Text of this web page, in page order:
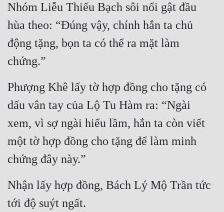
Nhóm Liễu Thiếu Bạch sôi nổi gật đầu
hùa theo: “Đúng vậy, chính hắn ta chủ
động tặng, bọn ta có thể ra mặt làm
chứng.”
Phượng Khê lấy tờ hợp đồng cho tặng có
dấu vân tay của Lộ Tu Hàm ra: “Ngài
xem, vì sợ ngài hiểu lầm, hắn ta còn viết
một tờ hợp đồng cho tặng để làm minh
chứng đây này.”
Nhận lấy hợp đồng, Bách Lý Mộ Trần tức
tới độ suýt ngất.